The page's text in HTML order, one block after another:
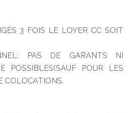
3 FOIS LE LOYER CC SOIT
PAS DE GARANTS NI
POSSIBLES(SAUF POUR LES
COLOCATIONS.